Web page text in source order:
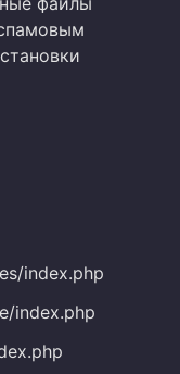
index.php
index.php